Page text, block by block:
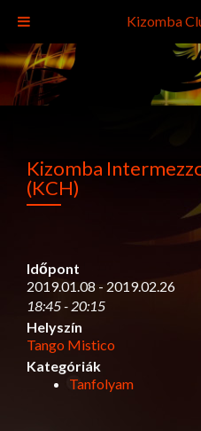
Kizomba
(KCH)
Időpont
2019.01.08 - 2019.02.26
18:45 - 20:15
Helyszín
Tango Mistico
Kategóriák
Tanfolyam
Kizomba